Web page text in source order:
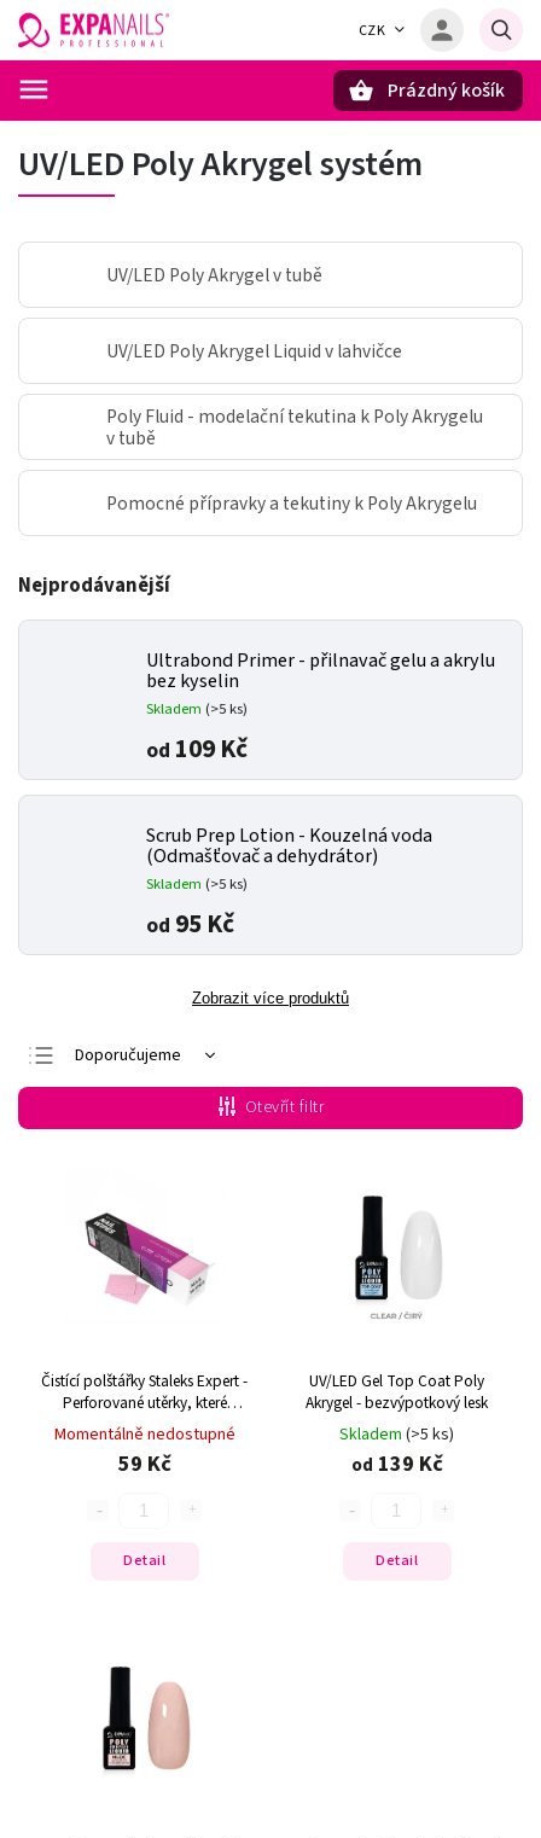
CZK
Prázdný košík
UV/LED Poly Akrygel systém
UV/LED Poly Akrygel v tubě
UV/LED Poly Akrygel Liquid v lahvičce
Poly Fluid - modelační tekutina k Poly Akrygelu
v tubě
Pomocné přípravky a tekutiny k Poly Akrygelu
Nejprodávanější
Ultrabond Primer - přilnavač gelu a akrylu
bez kyselin
Skladem (>5 ks)
od 109 Kč
Scrub Prep Lotion - Kouzelná voda
(Odmašťovač a dehydrátor)
Skladem (>5 ks)
od 95 Kč
Zobrazit více produktů
Doporučujeme
Nejlevnější
Nejdražší
Abecedně
Otevřít filtr
Čistící polštářky Staleks Expert -
Perforované utěrky, které
nepouštějí vlákna (400 ks)
Momentálně nedostupné
59 Kč
Detail
UV/LED Gel Top Coat Poly
Akrygel - bezvýpotkový lesk
Skladem (>5 ks)
od 139 Kč
Detail